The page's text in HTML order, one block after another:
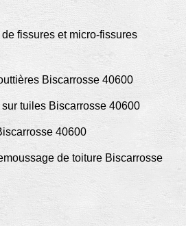
fissures et micro-fissures
Biscarrosse 40600
tuiles Biscarrosse 40600
40600
de toiture Biscarrosse